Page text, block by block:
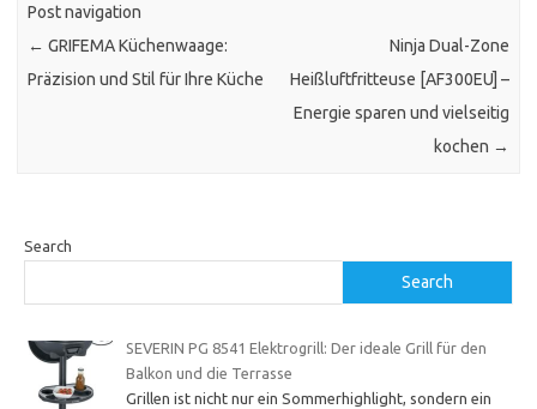
Post navigation
← GRIFEMA Küchenwaage:
Präzision und Stil für Ihre Küche
Ninja Dual-Zone
Heißluftfritteuse [AF300EU] –
Energie sparen und vielseitig
kochen →
Search
Search
SEVERIN PG 8541 Elektrogrill: Der ideale Grill für den
Balkon und die Terrasse
Grillen ist nicht nur ein Sommerhighlight, sondern ein